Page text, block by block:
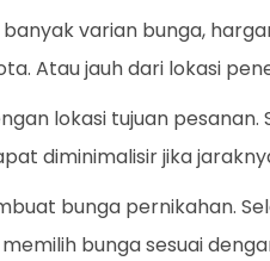
varian bunga,
Atau jauh dari lokasi
lokasi tujuan pesanan.
diminimalisir jika
bunga pernikahan.
bunga sesuai